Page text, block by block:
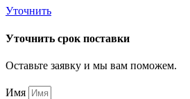
Уточнить
Уточнить срок поставки
Оставьте заявку и мы вам поможем.
Имя